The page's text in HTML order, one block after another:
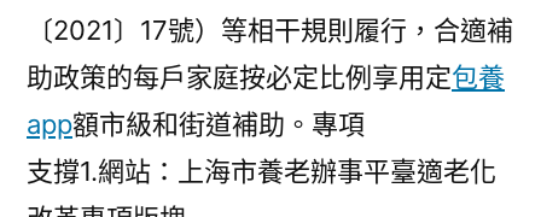
〔2021〕17號）等相干規則履行，合適補
助政策的每戶家庭按必定比例享用定包養
app額市級和街道補助。專項
支撐1.網站：上海市養老辦事平臺適老化